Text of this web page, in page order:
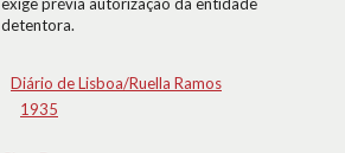
detentora.
Diário de Lisboa/Ruella Ramos
1935